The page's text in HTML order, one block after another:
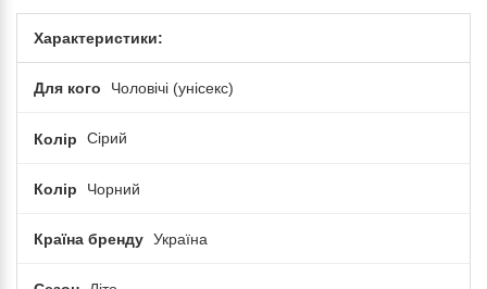
Характеристики:
Для кого Чоловічі (унісекс)
Колір Сірий
Колір Чорний
Країна бренду Україна